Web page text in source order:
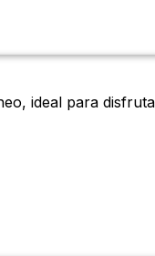
ideal para